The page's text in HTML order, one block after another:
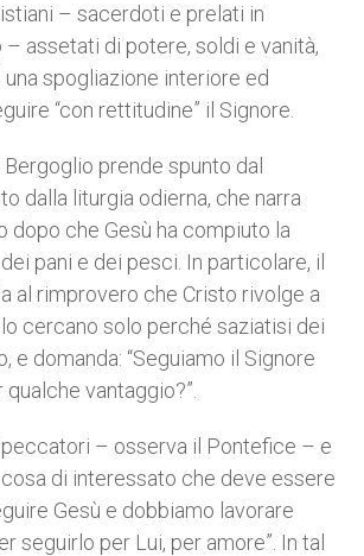
– sacerdoti e prelati in
assetati di potere, soldi e vanità,
spogliazione interiore ed
“con rettitudine” il Signore.
prende spunto dal
dalla liturgia odierna, che narra
dopo che Gesù ha compiuto la
pani e dei pesci. In particolare, il
al rimprovero che Cristo rivolge a
cercano solo perché saziatisi dei
e domanda: “Seguiamo il Signore
vantaggio?”.
– osserva il Pontefice – e
di interessato che deve essere
Gesù e dobbiamo lavorare
seguirlo per Lui, per amore”. In tal